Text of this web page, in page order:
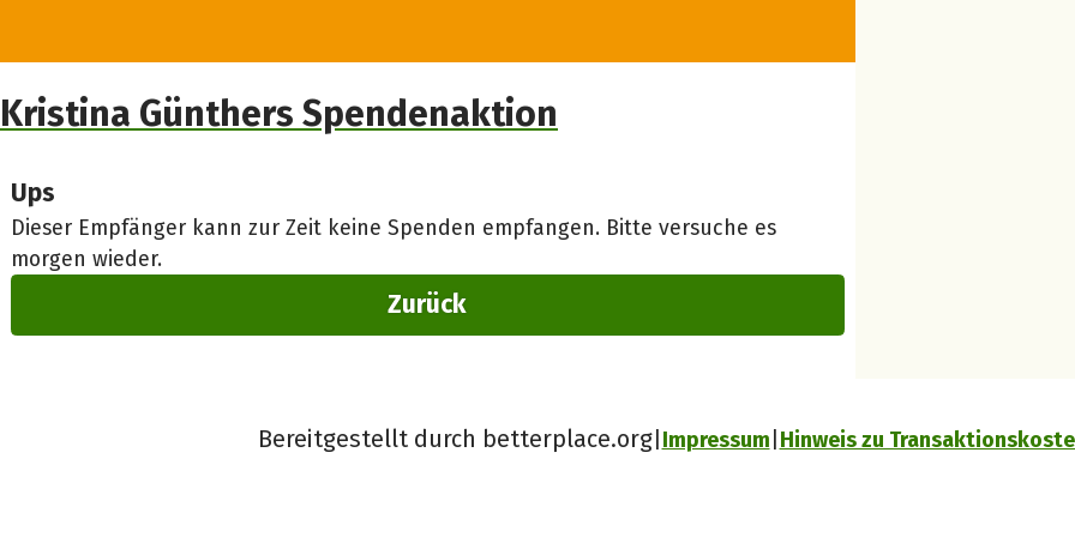
Kristina Günthers Spendenaktion
Ups
Dieser Empfänger kann zur Zeit keine Spenden empfangen. Bitte versuche es
morgen wieder.
Zurück
Bereitgestellt durch betterplace.org Impressum Hinweis zu